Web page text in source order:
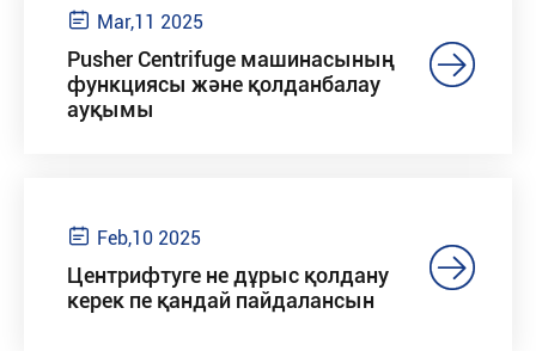
 Mar,11 2025
Pusher Centrifuge машинасының
функциясы және қолданбалау
ауқымы

 Feb,10 2025
Центрифтуге не дұрыс қолдану
керек пе қандай пайдалансын
